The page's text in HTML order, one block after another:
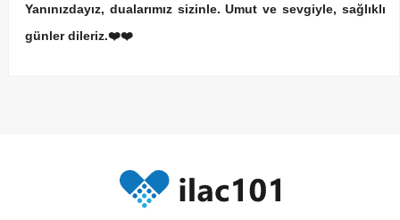
Yanınızdayız, dualarımız sizinle. Umut ve sevgiyle, sağlıklı
günler dileriz.❤️❤️